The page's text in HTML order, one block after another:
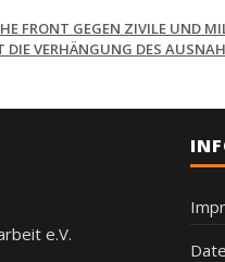
FRONT GEGEN ZIVILE UND
DIE VERHÄNGUNG DES
e.V.